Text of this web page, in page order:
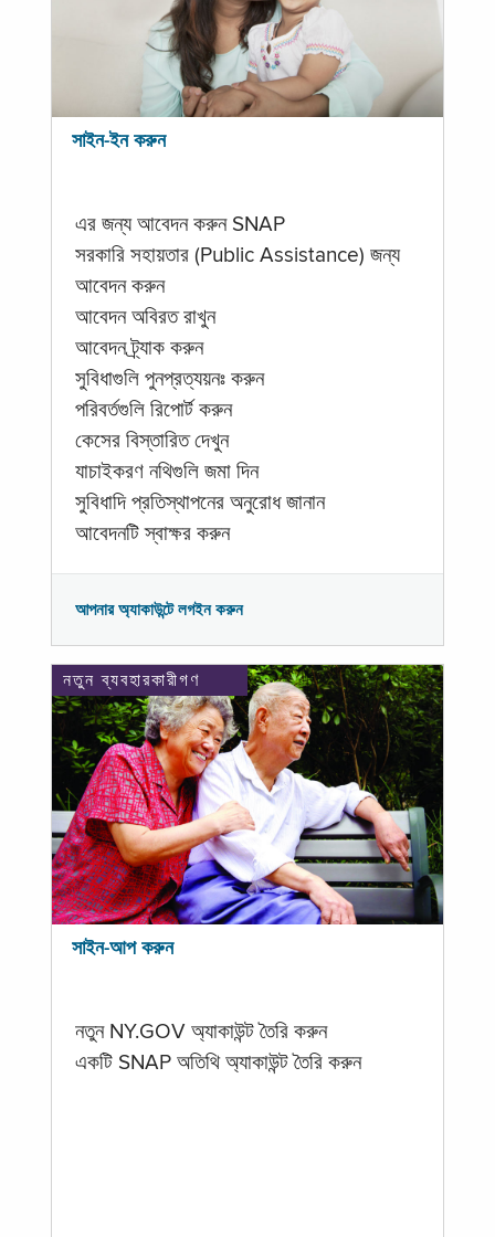
সাইন-ইন করুন
এর জন্য আবেদন করুন SNAP
সরকারি সহায়তার (Public Assistance) জন্য
আবেদন করুন
আবেদন অবিরত রাখুন
আবেদন ট্র্যাক করুন
সুবিধাগুলি পুনপ্রত্যয়নঃ করুন
পরিবর্তগুলি রিপোর্ট করুন
কেসের বিস্তারিত দেখুন
যাচাইকরণ নথিগুলি জমা দিন
সুবিধাদি প্রতিস্থাপনের অনুরোধ জানান
আবেদনটি স্বাক্ষর করুন
আপনার অ্যাকাউন্টে লগইন করুন
নতুন ব্যবহারকারীগণ
সাইন-আপ করুন
নতুন NY.GOV অ্যাকাউন্ট তৈরি করুন
একটি SNAP অতিথি অ্যাকাউন্ট তৈরি করুন